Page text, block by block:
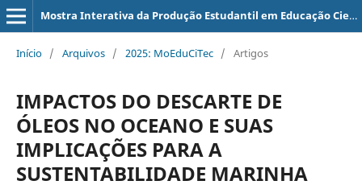
Mostra Interativa da Produção Estudantil em Educação Científica e Tecnológica
Início / Arquivos / 2025: MoEduCiTec / Artigos
IMPACTOS DO DESCARTE DE
ÓLEOS NO OCEANO E SUAS
IMPLICAÇÕES PARA A
SUSTENTABILIDADE MARINHA